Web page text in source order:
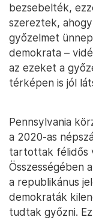
bezsebelték,
szereztek,
győzelmet
demokrata –
az ezeket a
térképen is jól
Pennsylvania
a 2020-as
tartottak félidős
Összességében
a republikánus
demokraták
tudtak győzni.